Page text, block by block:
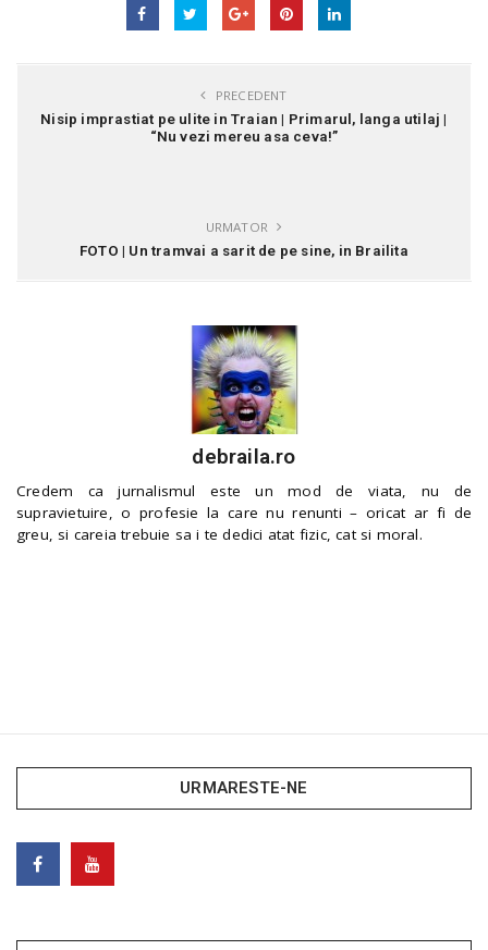
PRECEDENT
Nisip imprastiat pe ulite in Traian | Primarul, langa utilaj |
“Nu vezi mereu asa ceva!”
URMATOR
FOTO | Un tramvai a sarit de pe sine, in Brailita
debraila.ro
Credem ca jurnalismul este un mod de viata, nu de
supravietuire, o profesie la care nu renunti – oricat ar fi de
greu, si careia trebuie sa i te dedici atat fizic, cat si moral.
URMARESTE-NE